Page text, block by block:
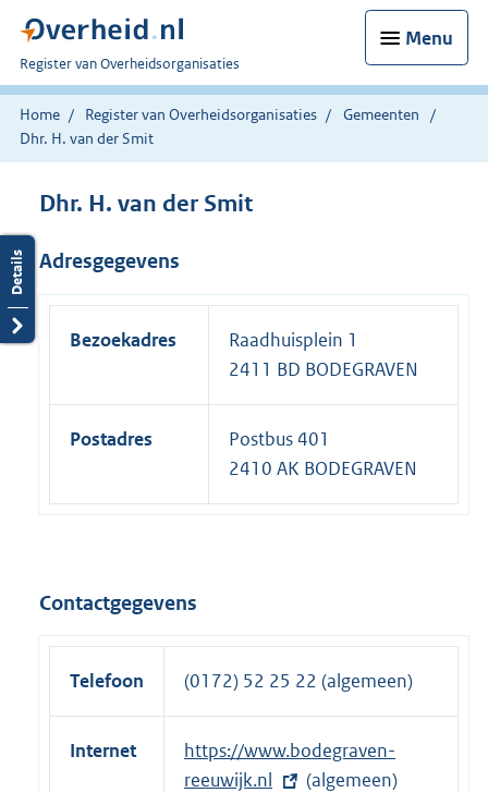
Menu
U
bent
nu
hier:
Register van Overheidsorganisaties
Home Register van Overheidsorganisaties
Gemeenten
Dhr. H. van der Smit
Dhr. H. van der Smit
Adresgegevens
Bezoekadres
Raadhuisplein 1
2411 BD BODEGRAVEN
Postadres
Postbus 401
2410 AK BODEGRAVEN
Contactgegevens
Telefoon (0172) 52 25 22 (algemeen)
Internet
E
x
https://www.bodegraven-
reeuwijk.nl
(algemeen)